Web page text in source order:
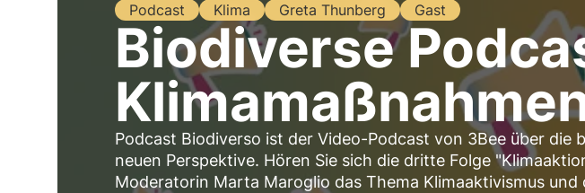
Podcast Klima Greta Thunberg Gast
Biodiverse
Podcast Biodiverso ist der Video-Podcast von 3Bee über die
neuen Perspektive. Hören Sie sich die dritte Folge
Moderatorin Marta Maroglio das Thema Klimaaktivismus